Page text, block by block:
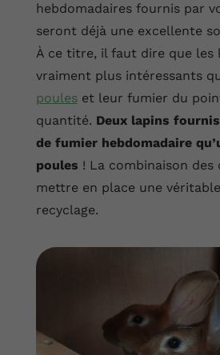
hebdomadaires fournis par
seront déjà une excellente
À ce titre, il faut dire que les
vraiment plus intéressants
pouleset leur fumier du
quantité. Deux lapins
de fumier hebdomadaire
poules ! La combinaison des
mettre en place une
recyclage.